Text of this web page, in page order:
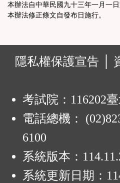
本辦法自中華民國九十三年一月一日
本辦法修正條文自發布日施行。
隱私權保護宣告 │
考試院：116202
電話總機：
6100
系統版本：
系統更新日期：